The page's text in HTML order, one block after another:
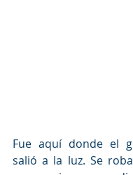
Fue aquí donde el
salió a la luz. Se